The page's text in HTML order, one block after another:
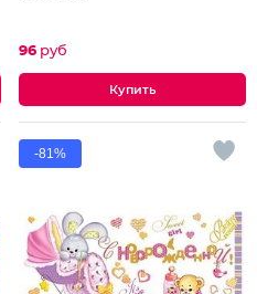
96 руб
-81%